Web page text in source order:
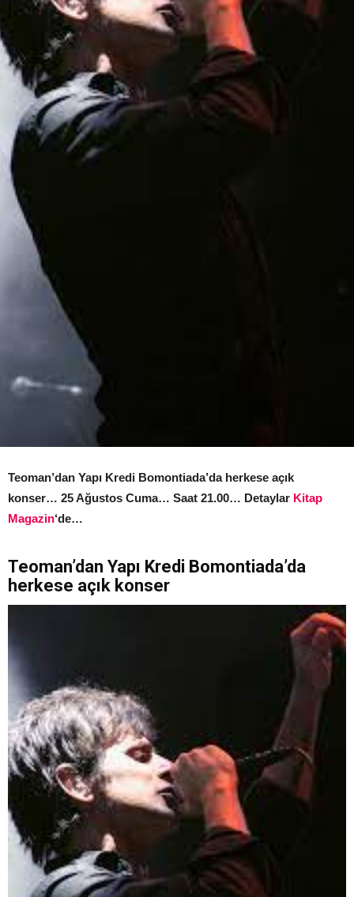
Teoman’dan Yapı Kredi Bomontiada’da herkese açık
konser… 25 Ağustos Cuma… Saat 21.00… Detaylar Kitap
Magazin‘de…
Teoman’dan Yapı Kredi Bomontiada’da
herkese açık konser